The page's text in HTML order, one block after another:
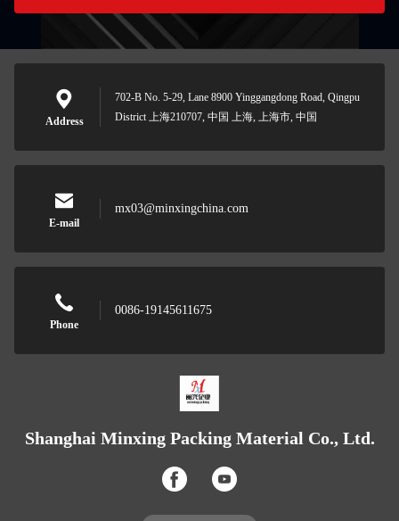
Address
702-B No. 5-29, Lane 8900 Yinggangdong Road, Qingpu
District 上海210707, 中国 上海, 上海市, 中国
E-mail
mx03@minxingchina.com
Phone
0086-19145611675
Shanghai Minxing Packing Material Co., Ltd.